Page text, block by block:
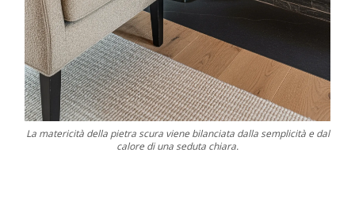
La matericità della pietra scura viene bilanciata dalla semplicità e dal
calore di una seduta chiara.